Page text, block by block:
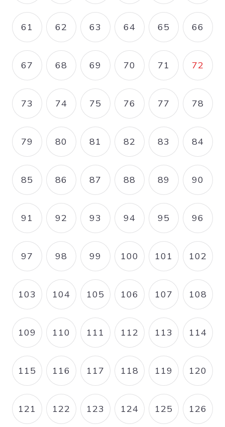
PAGE
61 PAGE
62 PAGE
63 PAGE
64 PAGE
65 PAGE
66
PAGE
67 PAGE
68 PAGE
69 PAGE
70 PAGE
71 72
PAGE
73 PAGE
74 PAGE
75 PAGE
76 PAGE
77 PAGE
78
PAGE
79 PAGE
80 PAGE
81 PAGE
82 PAGE
83 PAGE
84
PAGE
85 PAGE
86 PAGE
87 PAGE
88 PAGE
89 PAGE
90
PAGE
91 PAGE
92 PAGE
93 PAGE
94 PAGE
95 PAGE
96
PAGE
97 PAGE
98 PAGE
99 PAGE
100 PAGE
101 PAGE
102
PAGE
103 PAGE
104 PAGE
105 PAGE
106 PAGE
107 PAGE
108
PAGE
109 PAGE
110 PAGE
111 PAGE
112 PAGE
113 PAGE
114
PAGE
115 PAGE
116 PAGE
117 PAGE
118 PAGE
119 PAGE
120
PAGE
121 PAGE
122 PAGE
123 PAGE
124 PAGE
125 PAGE
126